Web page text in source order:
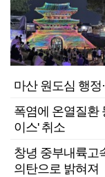
마산 원도심 행
폭염에 온열질환
이스' 취소
창녕 중부내륙고
의탄으로 밝혀져